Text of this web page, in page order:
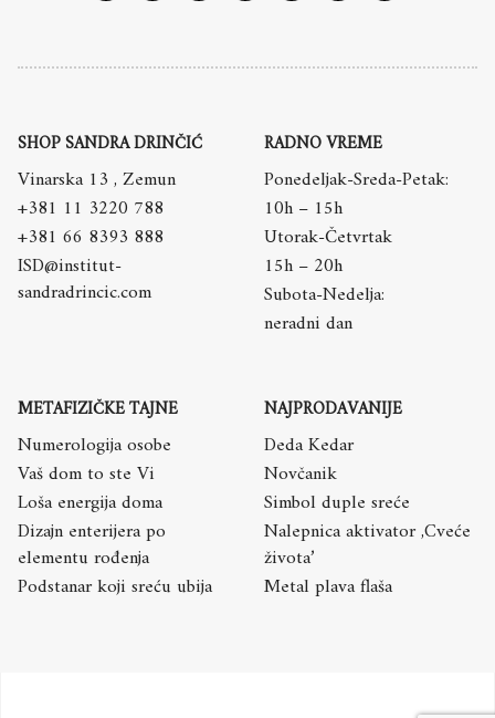
SHOP SANDRA DRINČIĆ
Vinarska 13 , Zemun
+381 11 3220 788
+381 66 8393 888
ISD@institut-
sandradrincic.com
RADNO VREME
Ponedeljak-Sreda-Petak:
10h – 15h
Utorak-Četvrtak
15h – 20h
Subota-Nedelja:
neradni dan
METAFIZIČKE TAJNE
Numerologija osobe
Vaš dom to ste Vi
Loša energija doma
Dizajn enterijera po
elementu rođenja
Podstanar koji sreću ubija
NAJPRODAVANIJE
Deda Kedar
Novčanik
Simbol duple sreće
Nalepnica aktivator ,Cveće
života’
Metal plava flaša